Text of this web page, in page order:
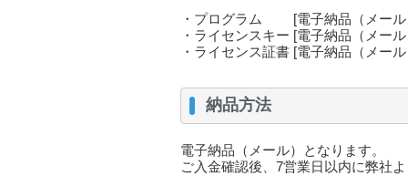
・プログラム [電子納品（メール
・ライセンスキー [電子納品（メー
・ライセンス証書 [電子納品（メー
納品方法
電子納品（メール）となります。
ご入金確認後、7営業日以内に弊社